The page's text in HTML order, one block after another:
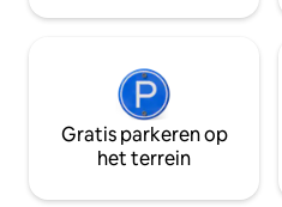
Gratis parkeren op
het terrein